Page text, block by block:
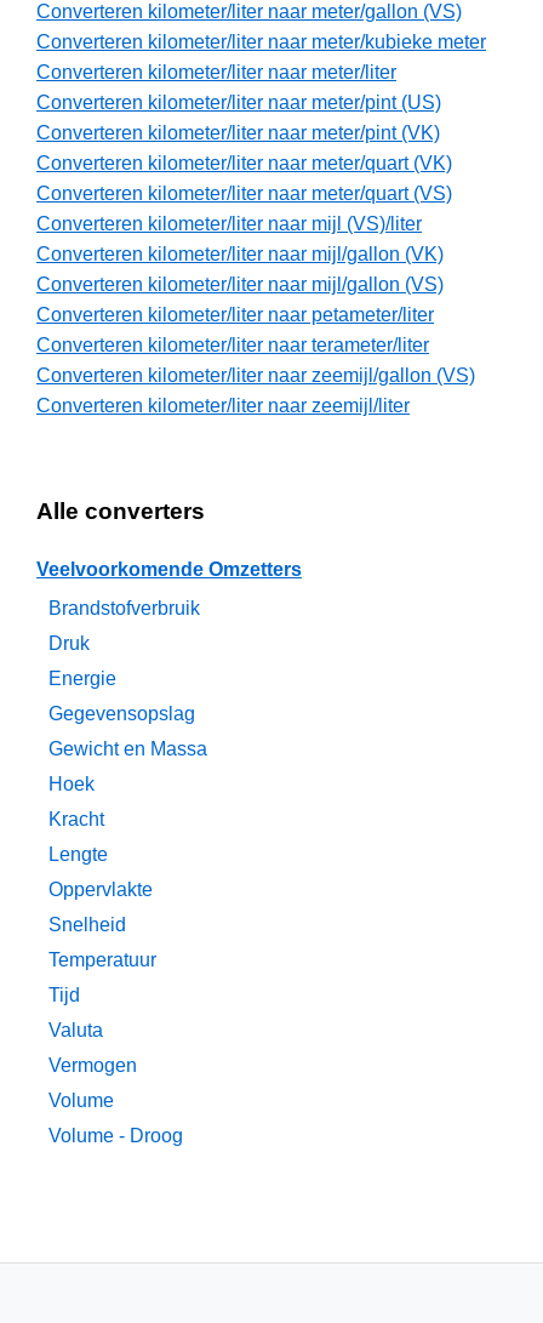
Converteren kilometer/liter naar meter/gallon (VS)
Converteren kilometer/liter naar meter/kubieke meter
Converteren kilometer/liter naar meter/liter
Converteren kilometer/liter naar meter/pint (US)
Converteren kilometer/liter naar meter/pint (VK)
Converteren kilometer/liter naar meter/quart (VK)
Converteren kilometer/liter naar meter/quart (VS)
Converteren kilometer/liter naar mijl (VS)/liter
Converteren kilometer/liter naar mijl/gallon (VK)
Converteren kilometer/liter naar mijl/gallon (VS)
Converteren kilometer/liter naar petameter/liter
Converteren kilometer/liter naar terameter/liter
Converteren kilometer/liter naar zeemijl/gallon (VS)
Converteren kilometer/liter naar zeemijl/liter
Alle converters
Veelvoorkomende Omzetters
Brandstofverbruik
Druk
Energie
Gegevensopslag
Gewicht en Massa
Hoek
Kracht
Lengte
Oppervlakte
Snelheid
Temperatuur
Tijd
Valuta
Vermogen
Volume
Volume - Droog